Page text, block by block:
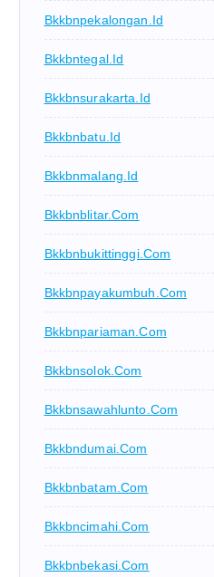
Bkkbnpekalongan.id
Bkkbntegal.id
Bkkbnsurakarta.id
Bkkbnbatu.id
Bkkbnmalang.id
Bkkbnblitar.com
Bkkbnbukittinggi.com
Bkkbnpayakumbuh.com
Bkkbnpariaman.com
Bkkbnsolok.com
Bkkbnsawahlunto.com
Bkkbndumai.com
Bkkbnbatam.com
Bkkbncimahi.com
Bkkbnbekasi.com